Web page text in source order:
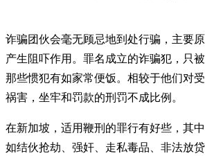
诈骗团伙会毫无顾忌地到处行骗，主要
产生阻吓作用。罪名成立的诈骗犯，只
那些惯犯有如家常便饭。相较于他们对
祸害，坐牢和罚款的刑罚不成比例。
在新加坡，适用鞭刑的罪行有好些，其
如结伙抢劫、强奸、走私毒品、非法放